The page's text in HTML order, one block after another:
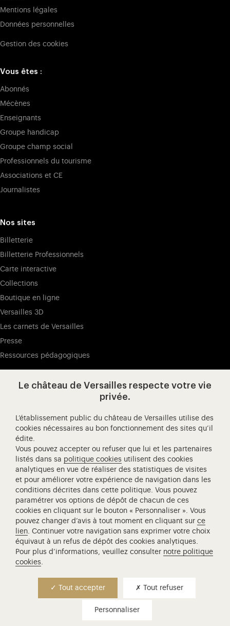
Mentions légales
Données personnelles
Gestion des cookies
Vous êtes :
Abonnés
Mécènes
Enseignants
Groupe handicap
Groupe champ social
Professionnels du tourisme
Associations et CE
Journalistes
Nos sites
Billetterie
Billetterie Professionnels
Carte interactive
Collections
Boutique en ligne
Versailles 3D
Les carnets de Versailles
Presse
Ressources pédagogiques
Visitez notre Facebook (ouverture
Visitez notre X (ouverture dans un
Visitez notre Instagram
Visitez notre YouTube
Château de Versailles Spectacles
L'Opéra royal de Versailles
Centre de recherche du château de Versailles
Centre de Musique Baroque de Versailles
Réseau des Résidences Royales Européenne
Société des Amis de Versailles
Académie équestre nationale du domaine de Versailles
Campus Versailles
Le château de Versailles respecte votre vie
privée.
L’établissement public du château de Versailles utilise des
cookies nécessaires au bon fonctionnement des sites qu’il
édite.
Vous pouvez accepter ou refuser que lui et les partenaires
listés dans sa politique cookies utilisent des cookies
analytiques en vue de réaliser des statistiques de visites
et pour améliorer votre expérience de navigation dans les
conditions décrites dans cette politique. Vous pouvez
paramétrer vos options de dépôt de chacun de ces
cookies en cliquant sur le bouton « Personnaliser ». Vous
pouvez changer d’avis à tout moment en cliquant surce
lien. Continuer votre navigation sans exprimer votre choix
équivaut à un refus de dépôt des cookies analytiques.
Pour plus d’informations, veuillez consulter notre politique
cookies.
Tout accepter Tout refuser
Personnaliser